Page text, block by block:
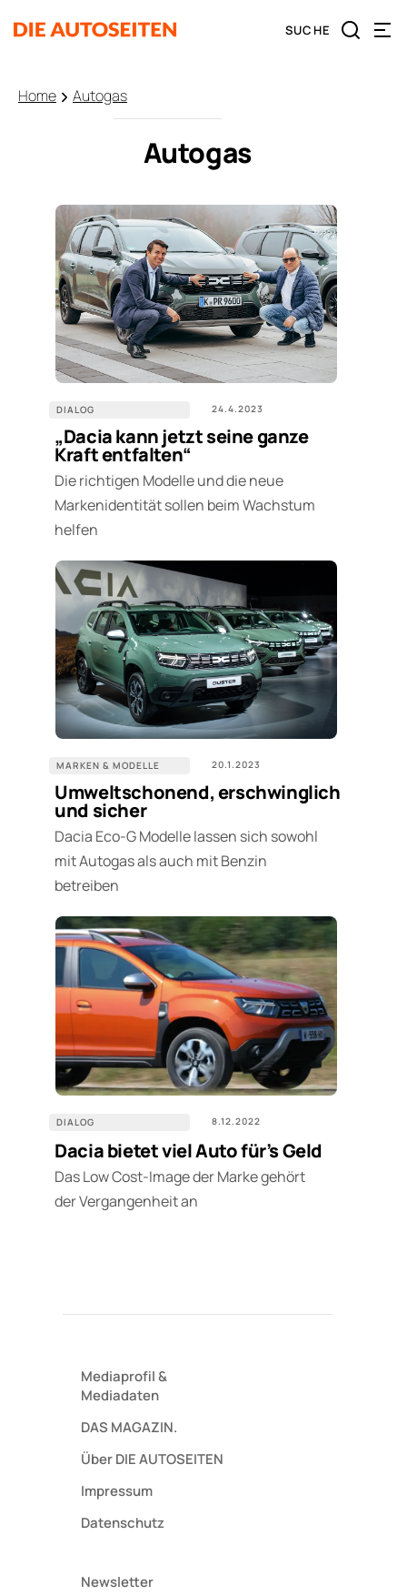
Home Autogas
Autogas
DIALOG 24.4.2023
„Dacia kann jetzt seine ganze
Kraft entfalten“
Die richtigen Modelle und die neue
Markenidentität sollen beim Wachstum
helfen
MARKEN & MODELLE 20.1.2023
Umweltschonend, erschwinglich
und sicher
Dacia Eco-G Modelle lassen sich sowohl
mit Autogas als auch mit Benzin
betreiben
DIALOG 8.12.2022
Dacia bietet viel Auto für’s Geld
Das Low Cost-Image der Marke gehört
der Vergangenheit an
Mediaprofil&
Mediadaten
DAS MAGAZIN.
Über DIE AUTOSEITEN
Impressum
Datenschutz
Newsletter